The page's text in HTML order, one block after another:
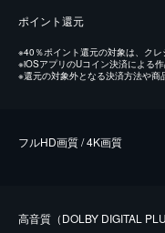
ポイント還元
※40％ポイント還元の対象は、クレ
※iOSアプリのUコイン決済による
※還元の対象外となる決済方法や商
フルHD画質 / 4K画質
⾼⾳質（DOLBY DIGITAL